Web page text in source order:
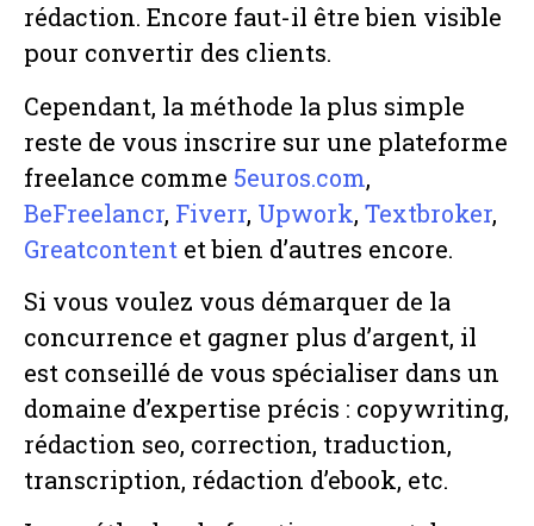
rédaction. Encore faut-il être bien visible
pour convertir des clients.
Cependant, la méthode la plus simple
reste de vous inscrire sur une plateforme
freelance comme 5euros.com,
BeFreelancr, Fiverr, Upwork, Textbroker,
Greatcontent et bien d’autres encore.
Si vous voulez vous démarquer de la
concurrence et gagner plus d’argent, il
est conseillé de vous spécialiser dans un
domaine d’expertise précis : copywriting,
rédaction seo, correction, traduction,
transcription, rédaction d’ebook, etc.